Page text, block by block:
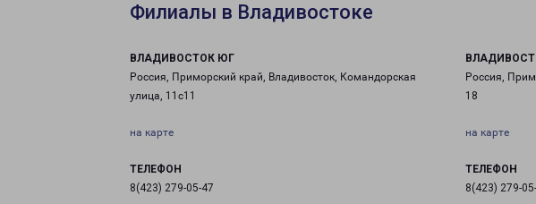
Филиалы в Владивостоке
ВЛАДИВОСТОК ЮГ
Россия, Приморский край, Владивосток, Командорская
улица, 11с11
на карте
ТЕЛЕФОН
8(423) 279-05-47
Россия,
18
на карте
ТЕЛЕФОН
8(423) 279-